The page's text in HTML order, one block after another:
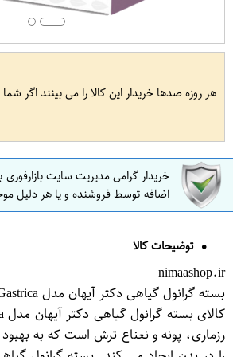
هر روزه صدها خریدار این کالا را می بینند اگر
خریدار گرامی مدیریت سایت
اضافه توسط فروشنده و یا هر دلیل
توضیحات کالا
nimaashop.ir
بسته گرانول گیاهی دکتر آیهان مدل Gastrica بسته 20 عددی